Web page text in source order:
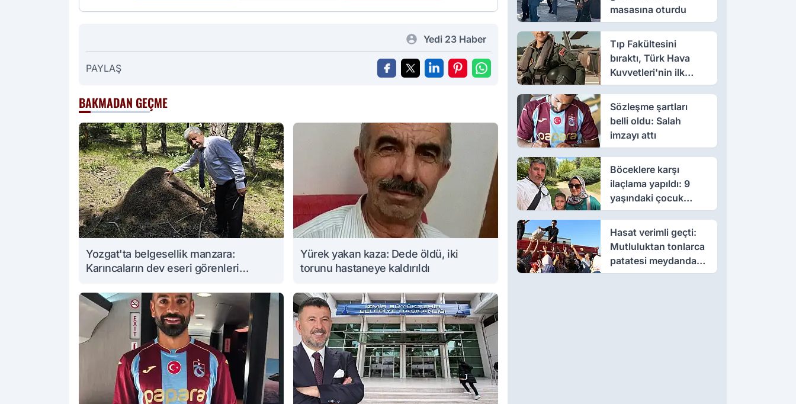
Yedi 23 Haber
PAYLAŞ
BAKMADAN GEÇME
Yozgat'ta belgesellik manzara:
Karıncaların dev eseri görenleri
Yürek yakan kaza: Dede öldü, iki
torunu hastaneye kaldırıldı
masasına oturdu
Tıp Fakültesini
bıraktı, Türk Hava
Kuvvetleri'nin ilk
kadın paşası oldu
Sözleşme şartları
belli oldu: Salah
imzayı attı
Böceklere karşı
ilaçlama yapıldı: 9
yaşındaki çocuk
öldü, annesi yoğun
bakımda
Hasat verimli geçti:
Mutluluktan tonlarca
patatesi meydanda
dağıttı